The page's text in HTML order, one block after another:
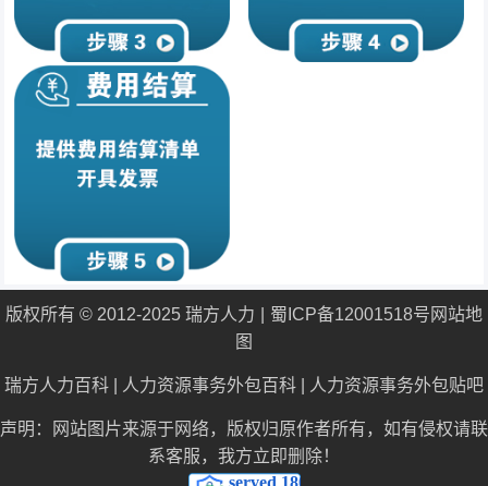
版权所有 © 2012-2025 瑞方人力 蜀ICP备12001518号 网站地
图
瑞方人力百科 人力资源事务外包百科 人力资源事务外包贴吧
声明：网站图片来源于网络，版权归原作者所有，如有侵权请联
系客服，我方立即删除！